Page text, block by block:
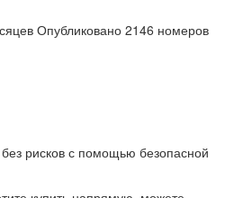
Опубликовано 2146 номеров
рисков с помощью безопасной